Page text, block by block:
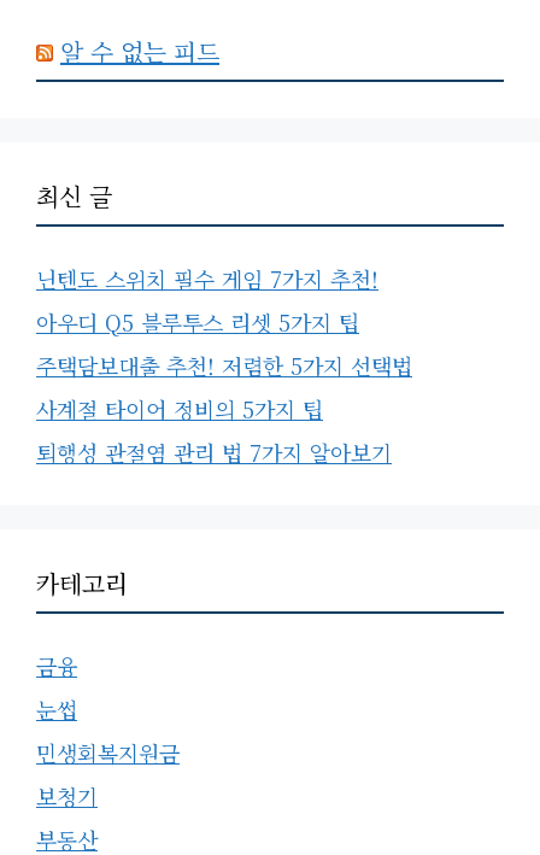
알 수 없는 피드
최신 글
닌텐도 스위치 필수 게임 7가지 추천!
아우디 Q5 블루투스 리셋 5가지 팁
주택담보대출 추천! 저렴한 5가지 선택법
사계절 타이어 정비의 5가지 팁
퇴행성 관절염 관리 법 7가지 알아보기
카테고리
금융
눈썹
민생회복지원금
보청기
부동산